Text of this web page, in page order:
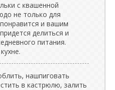
с квашенной
не только для
и вашим
делиться и
питания.
нашпиговать
в кастрюлю, залить